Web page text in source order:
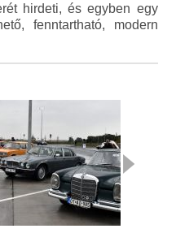
hirdeti, és egyben egy
fenntartható, modern